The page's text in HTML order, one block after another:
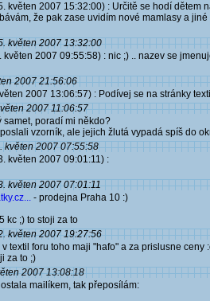
květen 2007 15:32:00) : Určitě se hodí dětem
že pak zase uvidím nové mamlasy a
květen 2007 13:32:00
květen 2007 09:55:58) : nic ;) .. nazev se
2007 21:56:06
2007 13:06:57) : Podívej se na stránky
2007 11:06:57
samet, poradí mi někdo?
vzorník, ale jejich žlutá vypadá spíš do
květen 2007 07:55:58
květen 2007 09:01:11) :
květen 2007 07:01:11
- prodejna Praha 10 :)
kc ;) to stoji za to
květen 2007 19:27:56
v textil foru toho maji "hafo" a za prislusne
za to ;)
2007 13:08:18
mailíkem, tak přeposílám: